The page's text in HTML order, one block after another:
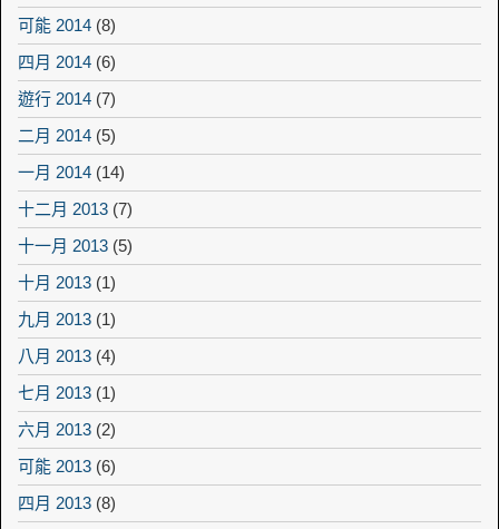
可能 2014 (8)
四月 2014 (6)
遊行 2014 (7)
二月 2014 (5)
一月 2014 (14)
十二月 2013 (7)
十一月 2013 (5)
十月 2013 (1)
九月 2013 (1)
八月 2013 (4)
七月 2013 (1)
六月 2013 (2)
可能 2013 (6)
四月 2013 (8)